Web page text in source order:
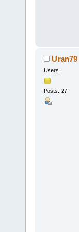
Uran79
Users
Posts: 27